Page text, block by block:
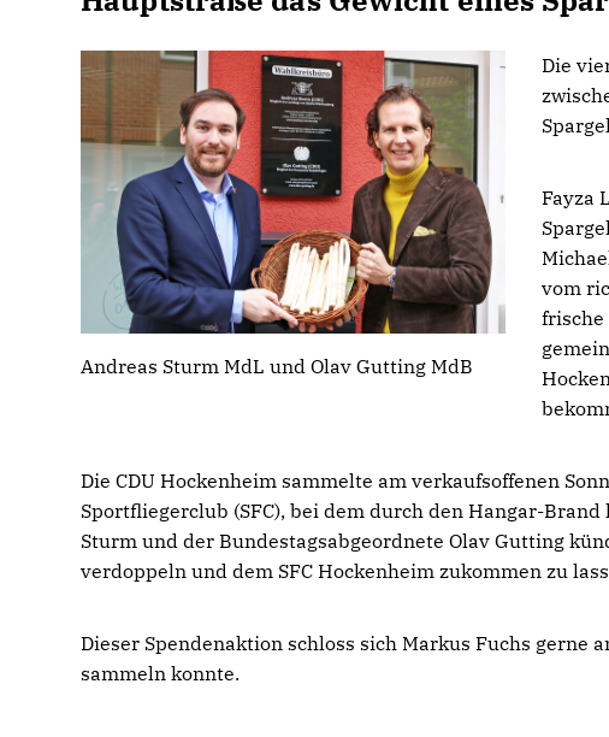
Andreas Sturm MdL und Olav Gutting MdB
Die
Fayza
vom
frische
Die CDU Hockenheim sammelte am verkaufsoffenen
Sportfliegerclub (SFC), bei dem durch den Hangar-
Sturm und der Bundestagsabgeordnete Olav Gutting
verdoppeln und dem SFC Hockenheim zukommen zu
Dieser Spendenaktion schloss sich Markus Fuchs gerne
sammeln konnte.